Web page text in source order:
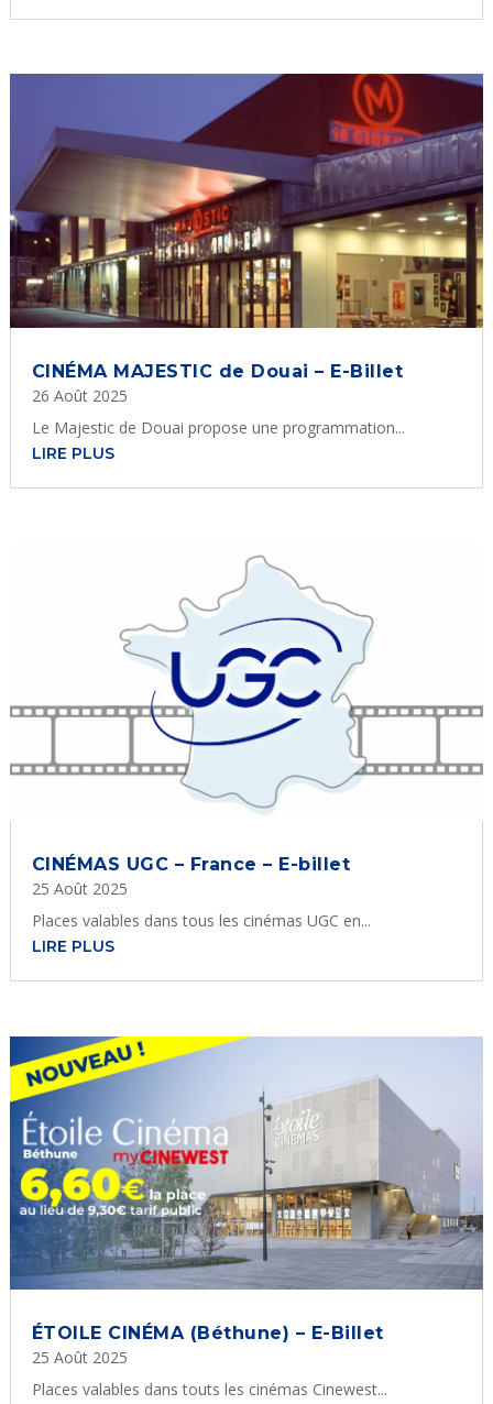
CINÉMA MAJESTIC de Douai – E-Billet
26 Août 2025
Le Majestic de Douai propose une programmation...
LIRE PLUS
CINÉMAS UGC – France – E-billet
25 Août 2025
Places valables dans tous les cinémas UGC en...
LIRE PLUS
ÉTOILE CINÉMA (Béthune) – E-Billet
25 Août 2025
Places valables dans touts les cinémas Cinewest...